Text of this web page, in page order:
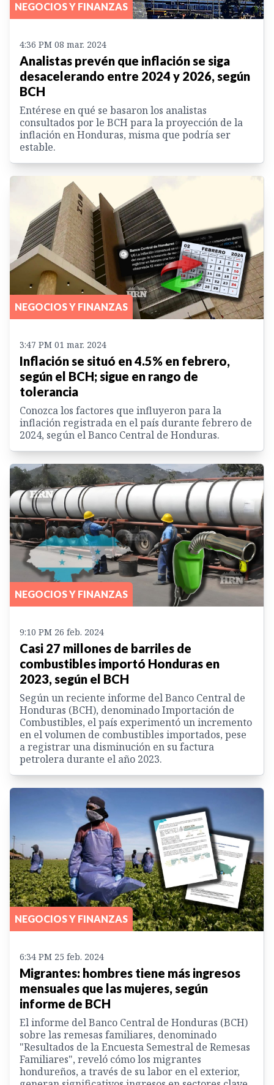
NEGOCIOS Y FINANZAS
4:36 PM 08 mar. 2024
Analistas prevén que inflación se siga
desacelerando entre 2024 y 2026, según
BCH
Entérese en qué se basaron los analistas
consultados por le BCH para la proyección de la
inflación en Honduras, misma que podría ser
estable.
NEGOCIOS Y FINANZAS
3:47 PM 01 mar. 2024
Inflación se situó en 4.5% en febrero,
según el BCH; sigue en rango de
tolerancia
Conozca los factores que influyeron para la
inflación registrada en el país durante febrero de
2024, según el Banco Central de Honduras.
NEGOCIOS Y FINANZAS
9:10 PM 26 feb. 2024
Casi 27 millones de barriles de
combustibles importó Honduras en
2023, según el BCH
Según un reciente informe del Banco Central de
Honduras (BCH), denominado Importación de
Combustibles, el país experimentó un incremento
en el volumen de combustibles importados, pese
a registrar una disminución en su factura
petrolera durante el año 2023.
NEGOCIOS Y FINANZAS
6:34 PM 25 feb. 2024
Migrantes: hombres tiene más ingresos
mensuales que las mujeres, según
informe de BCH
El informe del Banco Central de Honduras (BCH)
sobre las remesas familiares, denominado
"Resultados de la Encuesta Semestral de Remesas
Familiares", reveló cómo los migrantes
hondureños, a través de su labor en el exterior,